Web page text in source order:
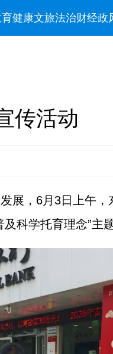
健康文旅法治财经政
传活动
展，6月3日上午
科学托育理念”主